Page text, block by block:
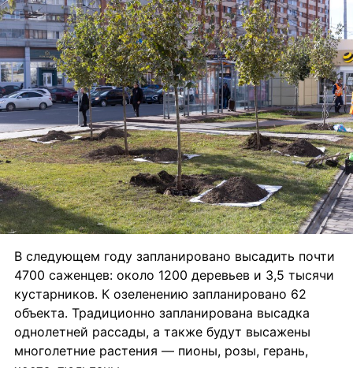
В следующем году запланировано высадить почти
4700 саженцев: около 1200 деревьев и 3,5 тысячи
кустарников. К озеленению запланировано 62
объекта. Традиционно запланирована высадка
однолетней рассады, а также будут высажены
многолетние растения — пионы, розы, герань,